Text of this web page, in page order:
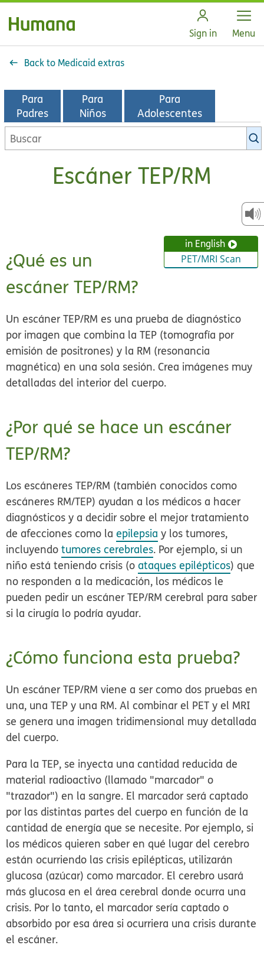
Sign in Open
Menu
Back to Medicaid extras
Para
Padres
Para
Niños
Para
Adolescentes
Buscar
en
Escáner TEP/RM
in English
PET/MRI Scan
¿Qué es un
escáner TEP/RM?
Un escáner TEP/RM es una prueba de diagnóstico
por imagen que combina la TEP (tomografía por
emisión de positrones) y la RM (resonancia
magnética) en una sola sesión. Crea imágenes muy
detalladas del interior del cuerpo.
¿Por qué se hace un escáner
TEP/RM?
Los escáneres TEP/RM (también conocidos como
escáneres RM/TEP) ayudan a los médicos a hacer
diagnósticos y a decidir sobre el mejor tratamiento
de afecciones como laepilepsia y los tumores,
incluyendotumores cerebrales. Por ejemplo, si un
niño está teniendo crisis (oataques epilépticos) que
no responden a la medicación, los médicos le
pueden pedir un escáner TEP/RM cerebral para saber
si la cirugía lo podría ayudar.
¿Cómo funciona esta prueba?
Un escáner TEP/RM viene a ser como dos pruebas en
una, una TEP y una RM. Al combinar el PET y el MRI
se genera una imagen tridimensional muy detallada
del cuerpo.
Para la TEP, se inyecta una cantidad reducida de
material radioactivo (llamado "marcador" o
"trazador") en la sangre. El marcador será captado
por las distintas partes del cuerpo en función de la
cantidad de energía que se necesite. Por ejemplo, si
los médicos quieren saber en qué lugar del cerebro
están ocurriendo las crisis epilépticas, utilizarán
glucosa (azúcar) como marcador. El cerebro usará
más glucosa en el área cerebral donde ocurra una
crisis. Por lo tanto, el marcador sería captado o
absorbido por esa área si ocurriera una crisis durante
el escáner.